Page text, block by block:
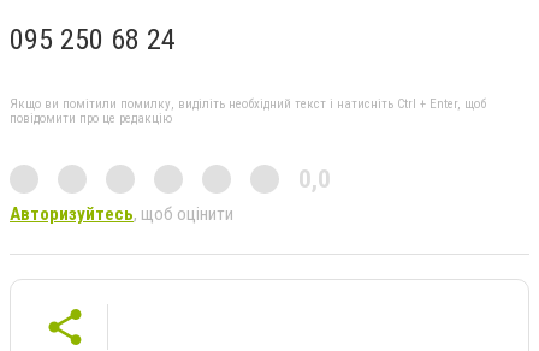
095 250 68 24
Якщо ви помітили помилку, виділіть необхідний текст і натисніть Ctrl + Enter, щоб
повідомити про це редакцію
0,0
Авторизуйтесь, щоб оцінити